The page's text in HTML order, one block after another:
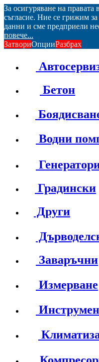
За осигуряване на
съгласие. Ние се грижим
данни и сме предприели
повече...
ЗатвориОпцииРазбрах
Бетон
Водни
Градински
Други
Заваръчни
Измерване